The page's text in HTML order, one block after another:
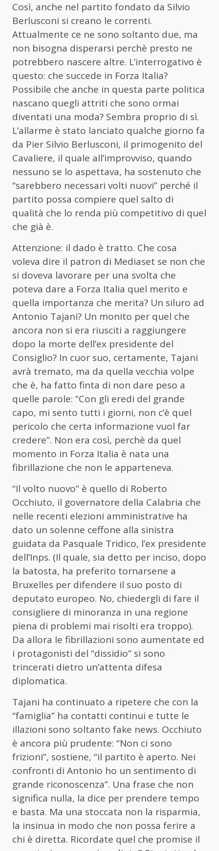
Così, anche nel partito fondato da Silvio
Berlusconi si creano le correnti.
Attualmente ce ne sono soltanto due, ma
non bisogna disperarsi perchè presto ne
potrebbero nascere altre. L’interrogativo è
questo: che succede in Forza Italia?
Possibile che anche in questa parte politica
nascano quegli attriti che sono ormai
diventati una moda? Sembra proprio di sì.
L’allarme è stato lanciato qualche giorno fa
da Pier Silvio Berlusconi, il primogenito del
Cavaliere, il quale all’improvviso, quando
nessuno se lo aspettava, ha sostenuto che
“sarebbero necessari volti nuovi” perché il
partito possa compiere quel salto di
qualità che lo renda più competitivo di quel
che già è.
Attenzione: il dado è tratto. Che cosa
voleva dire il patron di Mediaset se non che
si doveva lavorare per una svolta che
poteva dare a Forza Italia quel merito e
quella importanza che merita? Un siluro ad
Antonio Tajani? Un monito per quel che
ancora non si era riusciti a raggiungere
dopo la morte dell’ex presidente del
Consiglio? In cuor suo, certamente, Tajani
avrà tremato, ma da quella vecchia volpe
che è, ha fatto finta di non dare peso a
quelle parole: “Con gli eredi del grande
capo, mi sento tutti i giorni, non c’è quel
pericolo che certa informazione vuol far
credere”. Non era così, perchè da quel
momento in Forza Italia è nata una
fibrillazione che non le apparteneva.
“Il volto nuovo” è quello di Roberto
Occhiuto, il governatore della Calabria che
nelle recenti elezioni amministrative ha
dato un solenne ceffone alla sinistra
guidata da Pasquale Tridico, l’ex presidente
dell’Inps. (Il quale, sia detto per inciso, dopo
la batosta, ha preferito tornarsene a
Bruxelles per difendere il suo posto di
deputato europeo. No, chiedergli di fare il
consigliere di minoranza in una regione
piena di problemi mai risolti era troppo).
Da allora le fibrillazioni sono aumentate ed
i protagonisti del “dissidio” si sono
trincerati dietro un’attenta difesa
diplomatica.
Tajani ha continuato a ripetere che con la
“famiglia” ha contatti continui e tutte le
illazioni sono soltanto fake news. Occhiuto
è ancora più prudente: “Non ci sono
frizioni”, sostiene, “il partito è aperto. Nei
confronti di Antonio ho un sentimento di
grande riconoscenza”. Una frase che non
significa nulla, la dice per prendere tempo
e basta. Ma una stoccata non la risparmia,
la insinua in modo che non possa ferire a
chi è diretta. Ricordate quel che promise il